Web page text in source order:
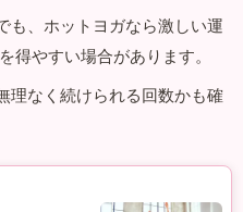
も、ホットヨガなら激しい運
を得やすい場合があります。
理なく続けられる回数かも確